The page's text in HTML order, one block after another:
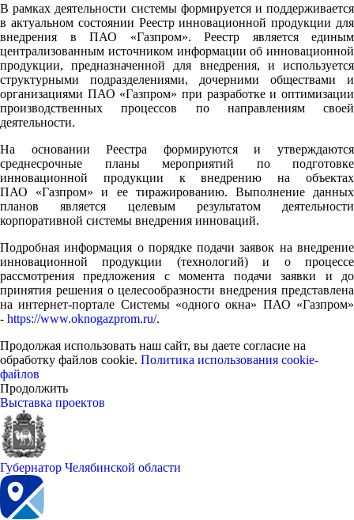
В рамках деятельности системы формируется и поддерживается
в актуальном состоянии Реестр инновационной продукции для
внедрения в ПАО «Газпром». Реестр является единым
централизованным источником информации об инновационной
продукции, предназначенной для внедрения, и используется
структурными подразделениями, дочерними обществами и
организациями ПАО «Газпром» при разработке и оптимизации
производственных процессов по направлениям своей
деятельности.
На основании Реестра формируются и утверждаются
среднесрочные планы мероприятий по подготовке
инновационной продукции к внедрению на объектах
ПАО «Газпром» и ее тиражированию. Выполнение данных
планов является целевым результатом деятельности
корпоративной системы внедрения инноваций.
Подробная информация о порядке подачи заявок на внедрение
инновационной продукции (технологий) и о процессе
рассмотрения предложения с момента подачи заявки и до
принятия решения о целесообразности внедрения представлена
на интернет-портале Системы «одного окна» ПАО «Газпром»
- https://www.oknogazprom.ru/.
Продолжая использовать наш сайт, вы даете согласие на
обработку файлов cookie. Политика использования cookie-
файлов
Продолжить
Выставка проектов
Губернатор Челябинской области